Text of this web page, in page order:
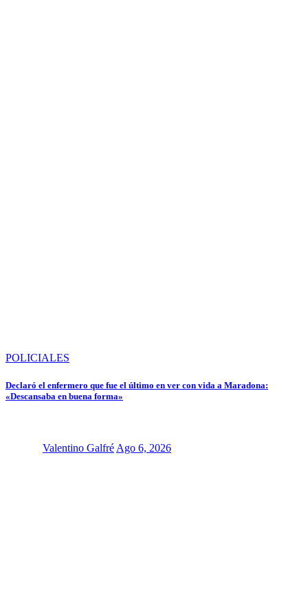
POLICIALES
Declaró el enfermero que fue el último en ver con vida a Maradona:
«Descansaba en buena forma»
Valentino Galfré Ago 6, 2026